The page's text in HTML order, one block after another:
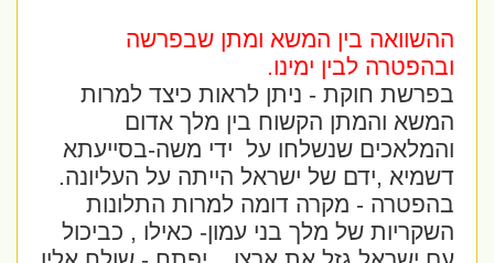
ההשוואה בין המשא ומתן שבפרשה
ובהפטרה לבין ימינו.
בפרשת חוקת - ניתן לראות כיצד למרות
המשא והמתן הקשוח בין מלך אדום
והמלאכים שנשלחו על ידי משה-בסייעתא
דשמיא ,ידם של ישראל הייתה על העליונה.
בהפטרה - מקרה דומה למרות התלונות
השקריות של מלך בני עמון- כאילו , כביכול